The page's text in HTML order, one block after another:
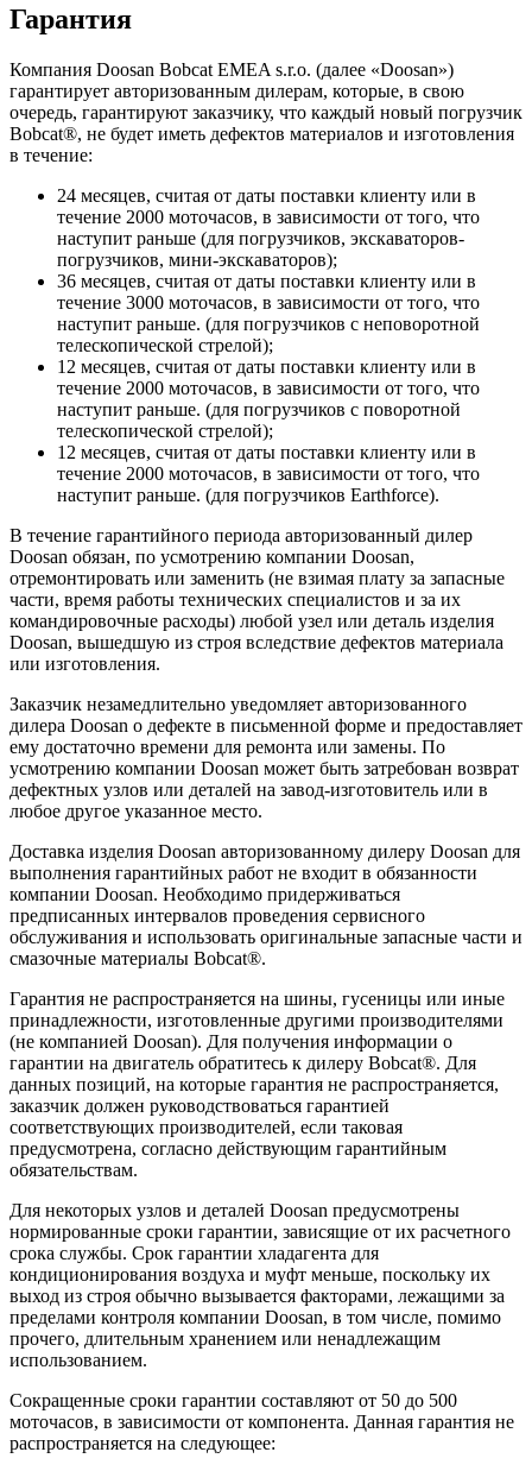
Гарантия
Компания Doosan Bobcat EMEA s.r.o. (далее «Doosan»)
гарантирует авторизованным дилерам, которые, в свою
очередь, гарантируют заказчику, что каждый новый погрузчик
Bobcat®, не будет иметь дефектов материалов и изготовления
в течение:
24 месяцев, считая от даты поставки клиенту или в
течение 2000 моточасов, в зависимости от того, что
наступит раньше (для погрузчиков, экскаваторов-
погрузчиков, мини-экскаваторов);
36 месяцев, считая от даты поставки клиенту или в
течение 3000 моточасов, в зависимости от того, что
наступит раньше. (для погрузчиков с неповоротной
телескопической стрелой);
12 месяцев, считая от даты поставки клиенту или в
течение 2000 моточасов, в зависимости от того, что
наступит раньше. (для погрузчиков с поворотной
телескопической стрелой);
12 месяцев, считая от даты поставки клиенту или в
течение 2000 моточасов, в зависимости от того, что
наступит раньше. (для погрузчиков Earthforce).
В течение гарантийного периода авторизованный дилер
Doosan обязан, по усмотрению компании Doosan,
отремонтировать или заменить (не взимая плату за запасные
части, время работы технических специалистов и за их
командировочные расходы) любой узел или деталь изделия
Doosan, вышедшую из строя вследствие дефектов материала
или изготовления.
Заказчик незамедлительно уведомляет авторизованного
дилера Doosan о дефекте в письменной форме и предоставляет
ему достаточно времени для ремонта или замены. По
усмотрению компании Doosan может быть затребован возврат
дефектных узлов или деталей на завод-изготовитель или в
любое другое указанное место.
Доставка изделия Doosan авторизованному дилеру Doosan для
выполнения гарантийных работ не входит в обязанности
компании Doosan. Необходимо придерживаться
предписанных интервалов проведения сервисного
обслуживания и использовать оригинальные запасные части и
смазочные материалы Bobcat®.
Гарантия не распространяется на шины, гусеницы или иные
принадлежности, изготовленные другими производителями
(не компанией Doosan). Для получения информации о
гарантии на двигатель обратитесь к дилеру Bobcat®. Для
данных позиций, на которые гарантия не распространяется,
заказчик должен руководствоваться гарантией
соответствующих производителей, если таковая
предусмотрена, согласно действующим гарантийным
обязательствам.
Для некоторых узлов и деталей Doosan предусмотрены
нормированные сроки гарантии, зависящие от их расчетного
срока службы. Срок гарантии хладагента для
кондиционирования воздуха и муфт меньше, поскольку их
выход из строя обычно вызывается факторами, лежащими за
пределами контроля компании Doosan, в том числе, помимо
прочего, длительным хранением или ненадлежащим
использованием.
Сокращенные сроки гарантии составляют от 50 до 500
моточасов, в зависимости от компонента. Данная гарантия не
распространяется на следующее: